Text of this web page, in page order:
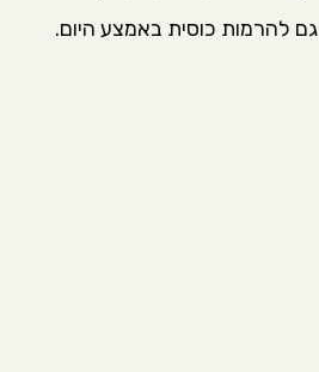
גם להרמות כוסית באמצע היום.